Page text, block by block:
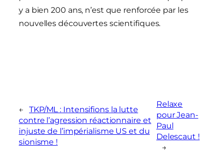
y a bien 200 ans, n’est que renforcée par les
nouvelles découvertes scientifiques.
←
TKP/ML : Intensifions la lutte
contre l’agression réactionnaire et
injuste de l’impérialisme US et du
sionisme !
Relaxe
pour Jean-
Paul
Delescaut !
→